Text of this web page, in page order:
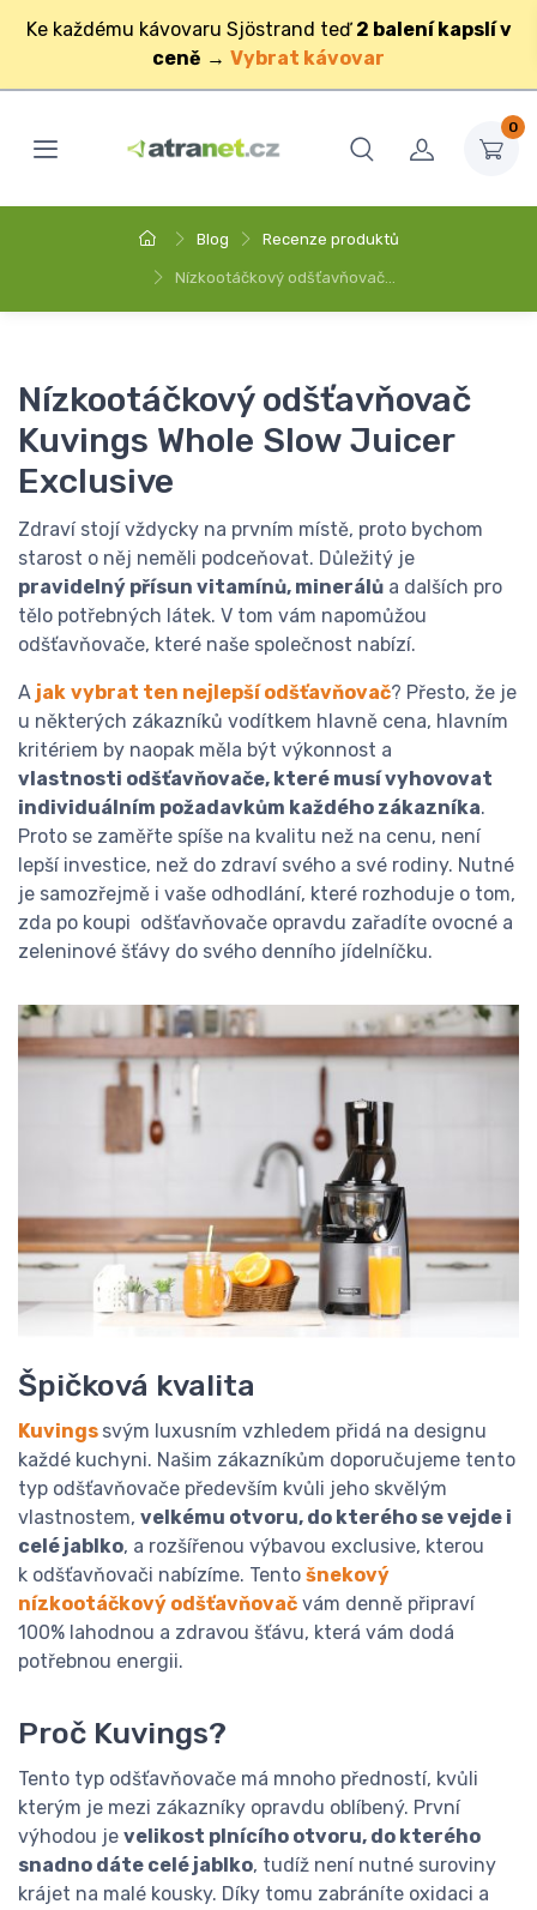
Ke každému kávovaru Sjöstrand teď 2 balení kapslí v
ceně → Vybrat kávovar
0
Blog Recenze produktů
Nízkootáčkový odšťavňovač…
Nízkootáčkový odšťavňovač
Kuvings Whole Slow Juicer
Exclusive
Zdraví stojí vždycky na prvním místě, proto bychom
starost o něj neměli podceňovat. Důležitý je
pravidelný přísun vitamínů, minerálů a dalších pro
tělo potřebných látek. V tom vám napomůžou
odšťavňovače, které naše společnost nabízí.
A jak vybrat ten nejlepší odšťavňovač? Přesto, že je
u některých zákazníků vodítkem hlavně cena, hlavním
kritériem by naopak měla být výkonnost a
vlastnosti odšťavňovače, které musí vyhovovat
individuálním požadavkům každého zákazníka.
Proto se zaměřte spíše na kvalitu než na cenu, není
lepší investice, než do zdraví svého a své rodiny. Nutné
je samozřejmě i vaše odhodlání, které rozhoduje o tom,
zda po koupi odšťavňovače opravdu zařadíte ovocné a
zeleninové šťávy do svého denního jídelníčku.
Špičková kvalita
Kuvings svým luxusním vzhledem přidá na designu
každé kuchyni. Našim zákazníkům doporučujeme tento
typ odšťavňovače především kvůli jeho skvělým
vlastnostem, velkému otvoru, do kterého se vejde i
celé jablko, a rozšířenou výbavou exclusive, kterou
k odšťavňovači nabízíme. Tento šnekový
nízkootáčkový odšťavňovač vám denně připraví
100% lahodnou a zdravou šťávu, která vám dodá
potřebnou energii.
Proč Kuvings?
Tento typ odšťavňovače má mnoho předností, kvůli
kterým je mezi zákazníky opravdu oblíbený. První
výhodou je velikost plnícího otvoru, do kterého
snadno dáte celé jablko, tudíž není nutné suroviny
krájet na malé kousky. Díky tomu zabráníte oxidaci a